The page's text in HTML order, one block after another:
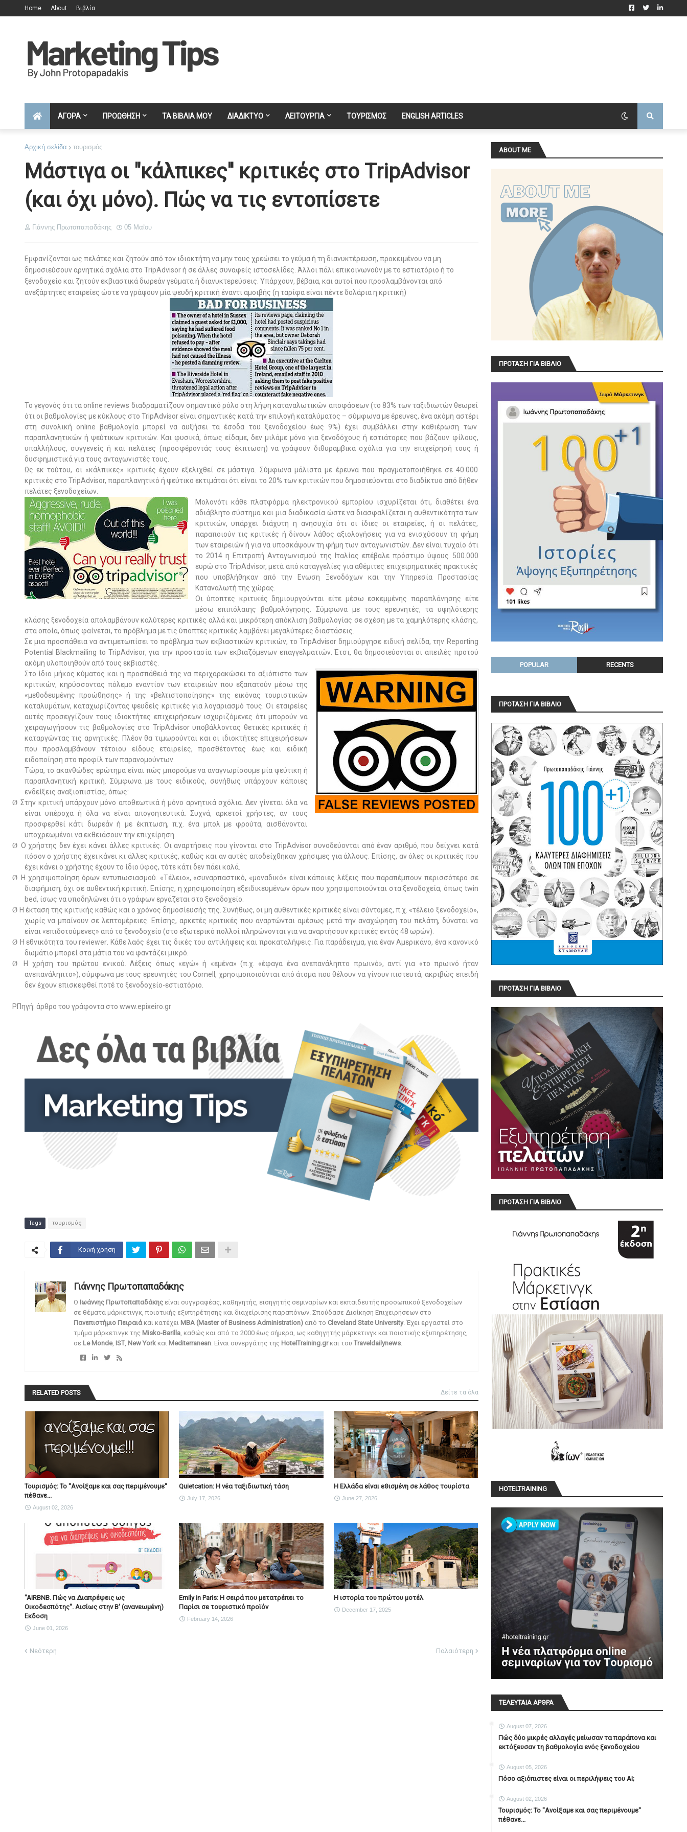
Home About Βιβλία
ΑΓΟΡΑ ΠΡΟΩΘΗΣΗ ΤΑ ΒΙΒΛΙΑ ΜΟΥ ΔΙΑΔΙΚΤΥΟ ΛΕΙΤΟΥΡΓΙΑ ΤΟΥΡΙΣΜΟΣ ENGLISH ARTICLES
Αρχική σελίδα τουρισμός
Μάστιγα οι "κάλπικες'' κριτικές στο TripAdvisor
(και όχι μόνο). Πώς να τις εντοπίσετε
Γιάννης Πρωτοπαπαδάκης 05 Μαΐου
Εμφανίζονται ως πελάτες και ζητούν από τον ιδιοκτήτη να μην τους χρεώσει το γεύμα ή τη διανυκτέρευση, προκειμένου να μη
δημοσιεύσουν αρνητικά σχόλια στο TripAdvisor ή σε άλλες συναφείς ιστοσελίδες. Άλλοι πάλι επικοινωνούν με το εστιατόριο ή το
ξενοδοχείο και ζητούν εκβιαστικά δωρεάν γεύματα ή διανυκτερεύσεις. Υπάρχουν, βέβαια, και αυτοί που προσλαμβάνονται από
ανεξάρτητες εταιρείες ώστε να γράψουν μία ψευδή κριτική έναντι αμοιβής (η ταρίφα είναι πέντε δολάρια η κριτική)
Το γεγονός ότι τα online reviews διαδραματίζουν σημαντικό ρόλο στη λήψη καταναλωτικών αποφάσεων (το 83% των ταξιδιωτών θεωρεί
ότι οι βαθμολογίες με κύκλους στο TripAdvisor είναι σημαντικές κατά την επιλογή καταλύματος – σύμφωνα με έρευνες, ένα ακόμη αστέρι
στη συνολική online βαθμολογία μπορεί να αυξήσει τα έσοδα του ξενοδοχείου έως 9%) έχει συμβάλλει στην καθιέρωση των
παραπλανητικών ή ψεύτικων κριτικών. Και φυσικά, όπως είδαμε, δεν μιλάμε μόνο για ξενοδόχους ή εστιάτορες που βάζουν φίλους,
υπαλλήλους, συγγενείς ή και πελάτες (προσφέροντάς τους έκπτωση) να γράψουν διθυραμβικά σχόλια για την επιχείρησή τους ή
δυσφημιστικά για τους ανταγωνιστές τους.
Ως εκ τούτου, οι «κάλπικες» κριτικές έχουν εξελιχθεί σε μάστιγα. Σύμφωνα μάλιστα με έρευνα που πραγματοποιήθηκε σε 40.000
κριτικές στο TripAdvisor, παραπλανητικό ή ψεύτικο εκτιμάται ότι είναι το 20% των κριτικών που δημοσιεύονται στο διαδίκτυο από δήθεν
πελάτες ξενοδοχείων.
Μολονότι κάθε πλατφόρμα ηλεκτρονικού εμπορίου ισχυρίζεται ότι, διαθέτει ένα
αδιάβλητο σύστημα και μια διαδικασία ώστε να διασφαλίζεται η αυθεντικότητα των
κριτικών, υπάρχει διάχυτη η ανησυχία ότι οι ίδιες οι εταιρείες, ή οι πελάτες,
παραποιούν τις κριτικές ή δίνουν λάθος αξιολογήσεις για να ενισχύσουν τη φήμη
των εταιρειών ή για να υποσκάψουν τη φήμη των ανταγωνιστών. Δεν είναι τυχαίο ότι
το 2014 η Επιτροπή Ανταγωνισμού της Ιταλίας επέβαλε πρόστιμο ύψους 500.000
ευρώ στο TripAdvisor, μετά από καταγγελίες για αθέμιτες επιχειρηματικές πρακτικές
που υποβλήθηκαν από την Ενωση Ξενοδόχων και την Υπηρεσία Προστασίας
Καταναλωτή της χώρας.
Οι ύποπτες κριτικές δημιουργούνται είτε μέσω εσκεμμένης παραπλάνησης είτε
μέσω επιπόλαιης βαθμολόγησης. Σύμφωνα με τους ερευνητές, τα υψηλότερης
κλάσης ξενοδοχεία απολαμβάνουν καλύτερες κριτικές αλλά και μικρότερη απόκλιση βαθμολογίας σε σχέση με τα χαμηλότερης κλάσης,
στα οποία, όπως φαίνεται, το πρόβλημα με τις ύποπτες κριτικές λαμβάνει μεγαλύτερες διαστάσεις.
Σε μια προσπάθεια να αντιμετωπίσει το πρόβλημα των εκβιαστικών κριτικών, τοTripAdvisor δημιούργησε ειδική σελίδα, την Reporting
Potential
Blackmailing to TripAdvisor, για την προστασία των εκβιαζόμενων επαγγελματιών. Έτσι, θα δημοσιεύονται οι απειλές προτού
ακόμη υλοποιηθούν από τους εκβιαστές.
Στο ίδιο μήκος κύματος και η προσπάθειά της να περιχαρακώσει το αξιόπιστο των
κριτικών, κηρύσσοντας πόλεμο εναντίον των εταιρειών που εξαπατούν μέσω της
«μεθοδευμένης προώθησης» ή της «βελτιστοποίησης» της εικόνας τουριστικών
καταλυμάτων, καταχωρίζοντας ψευδείς κριτικές για λογαριασμό τους. Οι εταιρείες
αυτές προσεγγίζουν τους ιδιοκτήτες επιχειρήσεων ισχυριζόμενες ότι μπορούν να
χειραγωγήσουν τις βαθμολογίες στο TripAdvisor υποβάλλοντας θετικές κριτικές ή
καταργώντας τις αρνητικές. Πλέον θα τιμωρούνται και οι ιδιοκτήτες επιχειρήσεων
που προσλαμβάνουν τέτοιου είδους εταιρείες, προσθέτοντας έως και ειδική
ειδοποίηση στο προφίλ των παρανομούντων.
Τώρα, το ακανθώδες ερώτημα είναι πώς μπορούμε να αναγνωρίσουμε μία ψεύτικη ή
παραπλανητική κριτική. Σύμφωνα με τους ειδικούς, συνήθως υπάρχουν κάποιες
ενδείξεις αναξιοπιστίας, όπως:
Ø Στην κριτική υπάρχουν μόνο αποθεωτικά ή μόνο αρνητικά σχόλια. Δεν γίνεται όλα να
είναι υπέροχα ή όλα να είναι απογοητευτικά. Συχνά, αρκετοί χρήστες, αν τους
προσφερθεί κάτι δωρεάν ή με έκπτωση, π.χ. ένα μπολ με φρούτα, αισθάνονται
υποχρεωμένοι να εκθειάσουν την επιχείρηση.
Ø Ο χρήστης δεν έχει κάνει άλλες κριτικές. Οι αναρτήσεις που γίνονται στο TripAdvisor συνοδεύονται από έναν αριθμό, που δείχνει κατά
πόσον ο χρήστης έχει κάνει κι άλλες κριτικές, καθώς και αν αυτές αποδείχθηκαν χρήσιμες για άλλους. Επίσης, αν όλες οι κριτικές που
έχει κάνει ο χρήστης έχουν το ίδιο ύφος, τότε κάτι δεν πάει καλά.
Ø
Η χρησιμοποίηση όρων εντυπωσιασμού. «Τέλειο», «συναρπαστικό, «μοναδικό» είναι κάποιες λέξεις που παραπέμπουν περισσότερο σε
διαφήμιση, όχι σε αυθεντική κριτική. Επίσης, η χρησιμοποίηση εξειδικευμένων όρων που χρησιμοποιούνται στα ξενοδοχεία, όπως twin
bed, ίσως να υποδηλώνει ότι ο γράφων εργάζεται στο ξενοδοχείο.
Ø Η έκταση της κριτικής καθώς και ο χρόνος δημοσίευσής της. Συνήθως, οι μη αυθεντικές κριτικές είναι σύντομες, π.χ. «τέλειο ξενοδοχείο»,
χωρίς να μπαίνουν σε λεπτομέρειες. Επίσης, αρκετές κριτικές που αναρτώνται αμέσως μετά την αναχώρηση του πελάτη, δύναται να
είναι «επιδοτούμενες» από το ξενοδοχείο (στο εξωτερικό πολλοί πληρώνονται για να αναρτήσουν κριτικές εντός 48 ωρών).
Ø Η εθνικότητα τουreviewer . Κάθε λαός έχει τις δικές του αντιλήψεις και προκαταλήψεις. Για παράδειγμα, για έναν Αμερικάνο, ένα κανονικό
δωμάτιο μπορεί στα μάτια του να φαντάζει μικρό.
Ø
Η χρήση του πρώτου ενικού. Λέξεις όπως «εγώ» ή «εμένα» (π.χ. «έφαγα ένα ανεπανάληπτο πρωινό», αντί για «το πρωινό ήταν
ανεπανάληπτο»), σύμφωνα με τους ερευνητές τουCornell, χρησιμοποιούνται από άτομα που θέλουν να γίνουν πιστευτά, ακριβώς επειδή
δεν έχουν επισκεφθεί ποτέ το ξενοδοχείο-εστιατόριο.
PΠηγή: άρθρο του γράφοντα στο www.epixeiro.gr
Tags τουρισμός
Κοινή χρήση
Γιάννης Πρωτοπαπαδάκης
O Ιωάννης Πρωτοπαπαδάκης είναι συγγραφέας, καθηγητής, εισηγητής σεμιναρίων και εκπαιδευτής προσωπικού ξενοδοχείων
σε θέματα μάρκετινγκ, ποιοτικής εξυπηρέτησης και διαχείρισης παραπόνων. Σπούδασε Διοίκηση Επιχειρήσεων στο
Πανεπιστήμιο Πειραιάκαι κατέχει MBA (Master of Business Administration)από το Cleveland State University. Έχει εργαστεί στο
τμήμα μάρκετινγκ της Misko-Barilla, καθώς και από το 2000 έως σήμερα, ως καθηγητής μάρκετινγκ και ποιοτικής εξυπηρέτησης,
σε Le Monde, IST, New Yorkκαι Mediterranean. Είναι συνεργάτης της HotelTraining.grκαι του Traveldailynews.
RELATED POSTS Δείτε τα όλα
Τουρισμός: Το "Ανοίξαμε και σας περιμένουμε"
πέθανε...
August 02, 2026
Quietcation: Η νέα ταξιδιωτική τάση
July 17, 2026
Η Ελλάδα είναι εθισμένη σε λάθος τουρίστα
June 27, 2026
"AIRBNB. Πώς να Διαπρέψεις ως
Οικοδεσπότης". Αισίως στην Β' (ανανεωμένη)
Εκδοση
June 01, 2026
Emily in Paris: Η σειρά που μετατρέπει το
Παρίσι σε τουριστικό προϊόν
February 14, 2026
Η ιστορία του πρώτου μοτέλ
December 17, 2025
Νεότερη Παλαιότερη
ABOUT ME
ΠΡΟΤΑΣΗ ΓΙΑ ΒΙΒΛΙΟ
POPULAR RECENTS
ΠΡΟΤΑΣΗ ΓΙΑ ΒΙΒΛΙΟ
ΠΡΟΤΑΣΗ ΓΙΑ ΒΙΒΛΙΟ
ΠΡΟΤΑΣΗ ΓΙΑ ΒΙΒΛΙΟ
HOTELTRAINING
ΤΕΛΕΥΤΑΙΑ ΑΡΘΡΑ
August 07, 2026
Πώς δύο μικρές αλλαγές μείωσαν τα παράπονα και
εκτόξευσαν τη βαθμολογία ενός ξενοδοχείου
August 05, 2026
Πόσο αξιόπιστες είναι οι περιλήψεις του ΑΙ;
August 02, 2026
Τουρισμός: Το "Ανοίξαμε και σας περιμένουμε"
πέθανε...